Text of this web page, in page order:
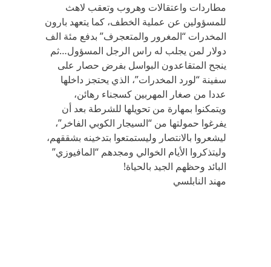
مطاردات واعتقالات وهروب وتعقب لاهث
للمسؤولين عن عملية الخطف، كما يتعهد بارون
المخدرات “المغرور والمتعجرف” بدفع مئة الف
دولار لمن يجلب له راس الرجل المسؤول…ثم
ينجح المتقاعدون البواسل بفرض حصار على
سفينة “لورد المخدرات”، الذي يحتجز داخلها
عددا من صغار المهربين كسجناء رهائن،
ويتمكنوا بمهارة من تحويلها للشرطة بعد أن
يفرغوا حمولتها من “السيجار الكوبي الفاخر”،
ليشعروا بالانتصار وليستمتعوا بتدخينه بشققهم،
وليتذكروا الأيام الخوالي ومجدهم “المافيوزي”
البائد وحظهم الجيد بالحياة!
مهند النابلسي